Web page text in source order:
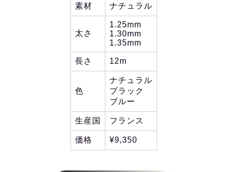
素材 ナチュラル
太さ
1.25mm
1.30mm
1.35mm
長さ 12m
色
ナチュラル
ブラック
ブルー
生産国 フランス
価格 ¥9,350